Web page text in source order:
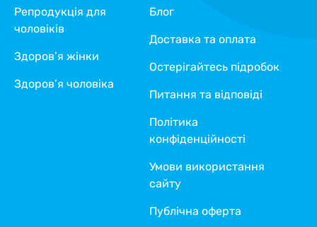
Блог
Доставка та оплата
Остерігайтесь підробок
Питання та відповіді
Політика
конфіденційності
Умови використання
сайту
Публічна оферта
Репродукція для
чоловіків
Здоров’я жінки
Здоров’я чоловіка